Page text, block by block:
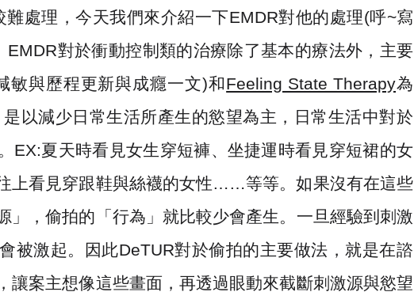
處理，今天我們來介紹一下EMDR對他的處理(呼~寫
EMDR對於衝動控制類的治療除了基本的療法外，主要
敏與歷程更新與成癮一文)和Feeling State Therapy為
以減少日常生活所產生的慾望為主，日常生活中對於
EX:夏天時看見女生穿短褲、坐捷運時看見穿短裙的女
上看見穿跟鞋與絲襪的女性……等等。如果沒有在這些
」，偷拍的「行為」就比較少會產生。一旦經驗到刺激
被激起。因此DeTUR對於偷拍的主要做法，就是在諮
讓案主想像這些畫面，再透過眼動來截斷刺激源與慾望